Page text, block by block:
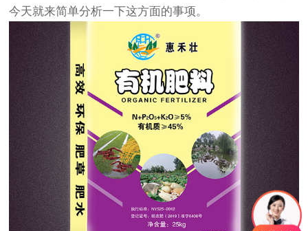
今天就来简单分析一下这方面的事项。